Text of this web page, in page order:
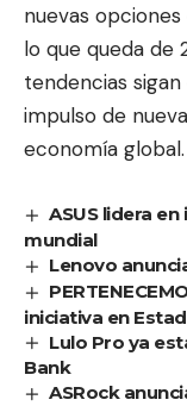
nuevas
lo que queda de
tendencias
impulso de
economía global.
ASUS lidera
mundial
Lenovo
iniciativa en
Lulo Pro ya
Bank
ASRock